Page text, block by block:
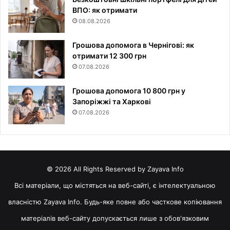
ВПО: як отримати
08.08.2026
Грошова допомога в Чернігові: як
отримати 12 300 грн
07.08.2026
Грошова допомога 10 800 грн у
Запоріжжі та Харкові
07.08.2026
© 2026 All Rights Reserved by Zayava Info
Всі матеріали, що містяться на веб-сайті, є інтелектуальною
власністю Zayava Info. Будь-яке повне або часткове копіювання
матеріалів веб-сайту допускається лише з обов'язковим